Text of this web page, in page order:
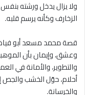
ولا يزال يدخل ورشته
الزخارف وكأنه يرسم قلبه.
قصة محمد مسعد أبو
وعشق، وإيمان بأن
والتطوير، والأمانة في
أحلام، حوّل الخشب والجص
والخرسانة.